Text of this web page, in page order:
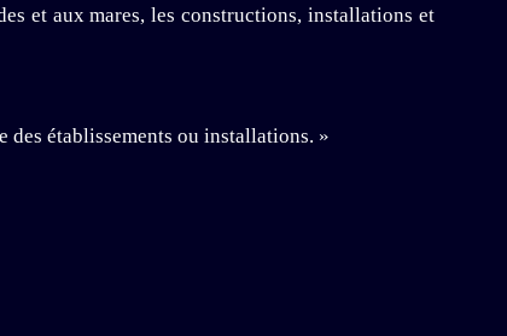
et aux mares, les constructions, installations et
des établissements ou installations. »